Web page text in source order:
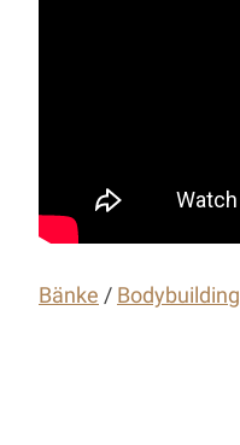
Bänke / Bodybuilding